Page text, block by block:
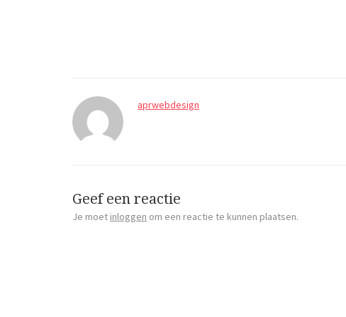
aprwebdesign
Geef een reactie
Je moet inloggen om een reactie te kunnen plaatsen.